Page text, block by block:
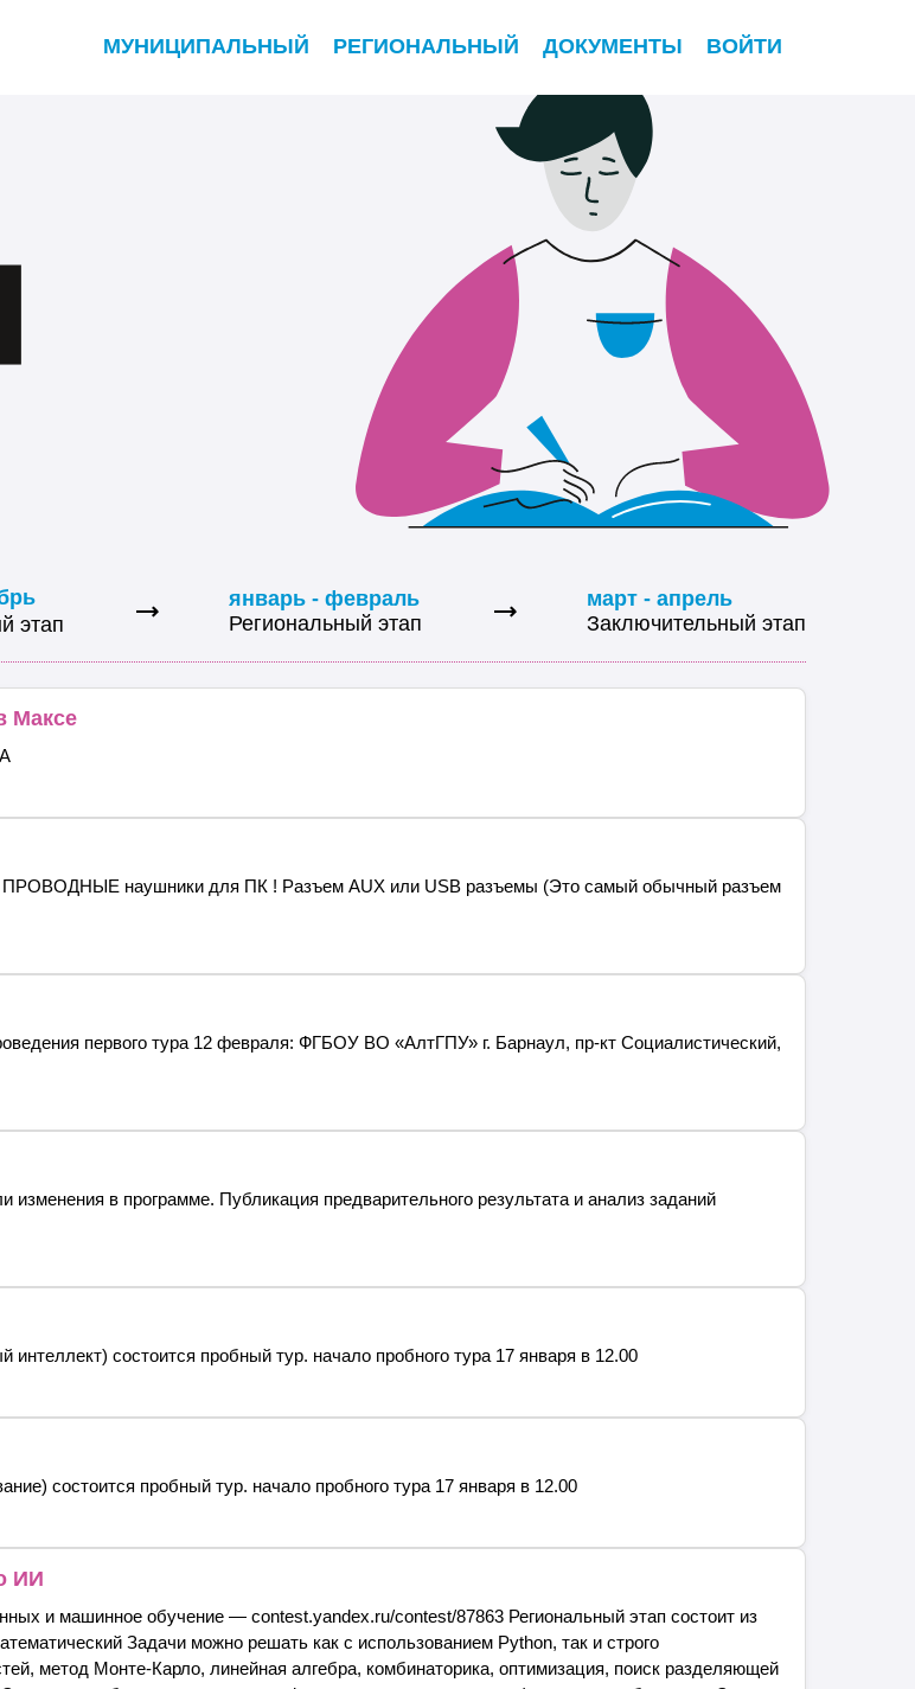
МУНИЦИПАЛЬНЫЙ РЕГИОНАЛЬНЫЙ ДОКУМЕНТЫ ВОЙТИ
этап
январь - февраль
Региональный этап
март - апрель
Заключительный этап
Максе
наушники для ПК ! Разъем AUX или USB разъемы (Это самый обычный разъем
первого тура 12 февраля: ФГБОУ ВО «АлтГПУ» г. Барнаул, пр-кт Социалистический,
в программе. Публикация предварительного результата и анализ заданий
состоится пробный тур. начало пробного тура 17 января в 12.00
состоится пробный тур. начало пробного тура 17 января в 12.00
ИИ
и машинное обучение — contest.yandex.ru/contest/87863 Региональный этап состоит из
Задачи можно решать как с использованием Python, так и строго
метод Монте-Карло, линейная алгебра, комбинаторика, оптимизация, поиск разделяющей